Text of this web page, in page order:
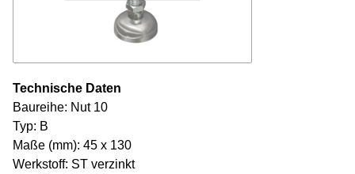
Technische Daten
Baureihe: Nut 10
Typ: B
Maße (mm): 45 x 130
Werkstoff: ST verzinkt